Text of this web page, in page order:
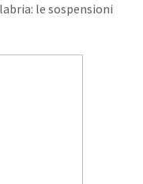
le sospensioni